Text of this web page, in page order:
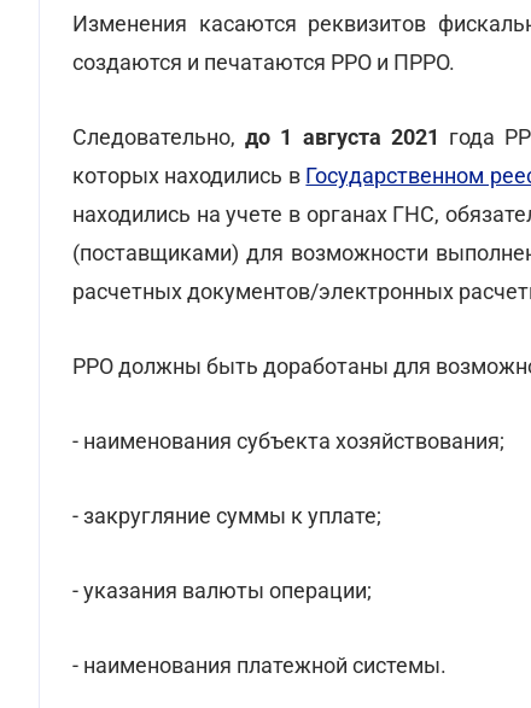
Изменения касаются реквизитов
создаются и печатаются РРО и ПРРО.
Следовательно,до 1 августа 2021 года
которых находились в Государственном
находились на учете в органах ГНС,
(поставщиками) для возможности
расчетных документов/электронных
РРО должны быть доработаны для
- наименования субъекта хозяйствования;
- закругляние суммы к уплате;
- указания валюты операции;
- наименования платежной системы.